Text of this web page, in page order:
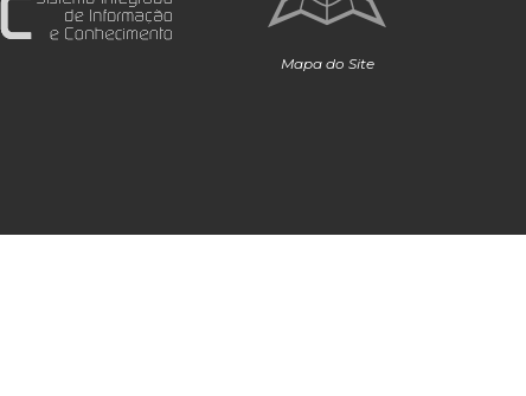
Mapa do Site